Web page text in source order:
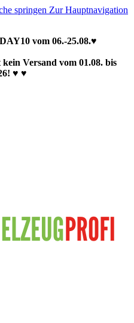
springen Zur Hauptnavigation
vom 06.-25.08.♥
Versand vom 01.08. bis
♥ ♥